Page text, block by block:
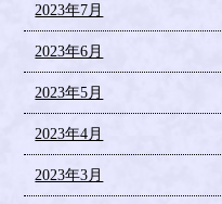
2023年7月
2023年6月
2023年5月
2023年4月
2023年3月